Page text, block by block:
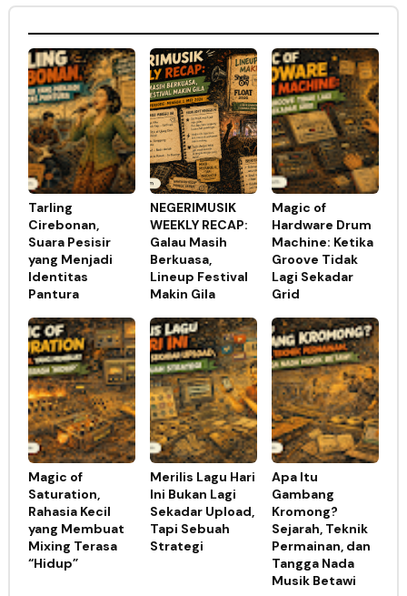
Tarling
Cirebonan,
Suara Pesisir
yang Menjadi
Identitas
Pantura
NEGERIMUSIK
WEEKLY RECAP:
Galau Masih
Berkuasa,
Lineup Festival
Makin Gila
Magic of
Hardware Drum
Machine: Ketika
Groove Tidak
Lagi Sekadar
Grid
Magic of
Saturation,
Rahasia Kecil
yang Membuat
Mixing Terasa
“Hidup”
Merilis Lagu Hari
Ini Bukan Lagi
Sekadar Upload,
Tapi Sebuah
Strategi
Apa Itu
Gambang
Kromong?
Sejarah, Teknik
Permainan, dan
Tangga Nada
Musik Betawi